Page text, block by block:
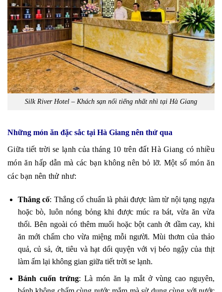
Silk River Hotel – Khách sạn nổi tiếng nhất nhì tại Hà Giang
Những món ăn đặc sắc tại Hà Giang nên thử qua
Giữa tiết trời se lạnh của tháng 10 trên đất Hà Giang có nhiều
món ăn hấp dẫn mà các bạn không nên bỏ lỡ. Một số món ăn
các bạn nên thử như:
Thắng cố: Thắng cố chuẩn là phải được làm từ nội tạng ngựa
hoặc bò, luôn nóng bỏng khi được múc ra bát, vừa ăn vừa
thổi. Bên ngoài có thêm muối hoặc bột canh ớt dầm cay, khi
ăn mới chấm cho vừa miệng mỗi người. Mùi thơm của thảo
quả, củ sả, ớt, tiêu và hạt dổi quyện với vị béo ngậy của thịt
làm ấm lại không gian giữa tiết trời se lạnh.
Bánh cuốn trứng: Là món ăn lạ mắt ở vùng cao nguyên,